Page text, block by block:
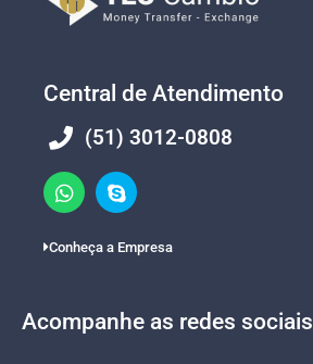
Central de Atendimento
(51) 3012-0808
Conheça a Empresa
Acompanhe as redes sociais